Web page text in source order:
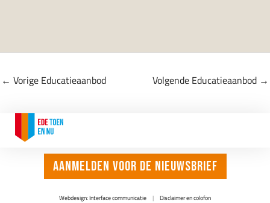
← Vorige Educatieaanbod Volgende Educatieaanbod →
Aanmelden voor de nieuwsbrief
Webdesign: Interface communicatie | Disclaimer en colofon